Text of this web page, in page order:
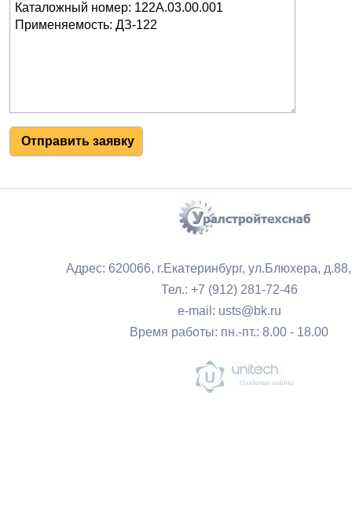
Адрес: 620066, г.Екатеринбург, ул.Блюхера,
Тел.: +7 (912) 281-72-46
e-mail: usts@bk.ru
Время работы: пн.-пт.: 8.00 - 18.00